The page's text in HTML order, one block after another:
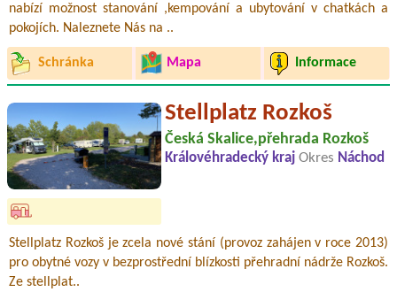
nabízí možnost stanování ,kempování a ubytování v chatkách a
pokojích. Naleznete Nás na ..
Schránka Mapa Informace
Stellplatz Rozkoš
Česká Skalice,přehrada Rozkoš
Královéhradecký kraj Okres Náchod
Stellplatz Rozkoš je zcela nové stání (provoz zahájen v roce 2013)
pro obytné vozy v bezprostřední blízkosti přehradní nádrže Rozkoš.
Ze stellplat..